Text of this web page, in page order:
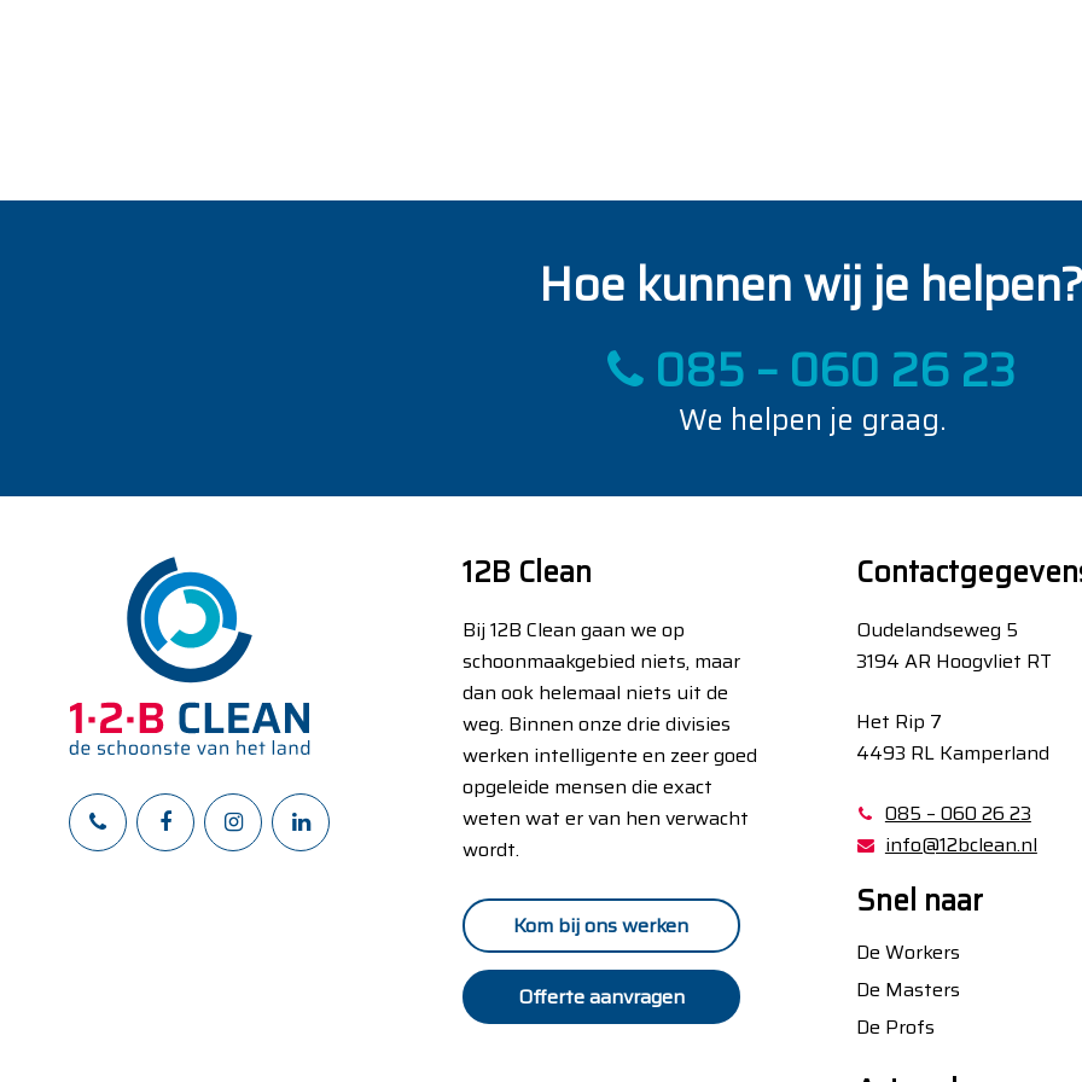
Hoe kunnen wij je
085 – 060 26 23
We helpen je graag.
12B Clean
Bij 12B Clean gaan we op
schoonmaakgebied niets, maar
dan ook helemaal niets uit de
weg. Binnen onze drie divisies
werken intelligente en zeer goed
opgeleide mensen die exact
weten wat er van hen verwacht
wordt.
Kom bij ons werken
Offerte aanvragen
Oudelandseweg 5
3194 AR Hoogvliet RT
Het Rip 7
4493 RL Kamperland
085 – 060 26 23
info@12bclean.nl
Snel naar
De Workers
De Masters
De Profs